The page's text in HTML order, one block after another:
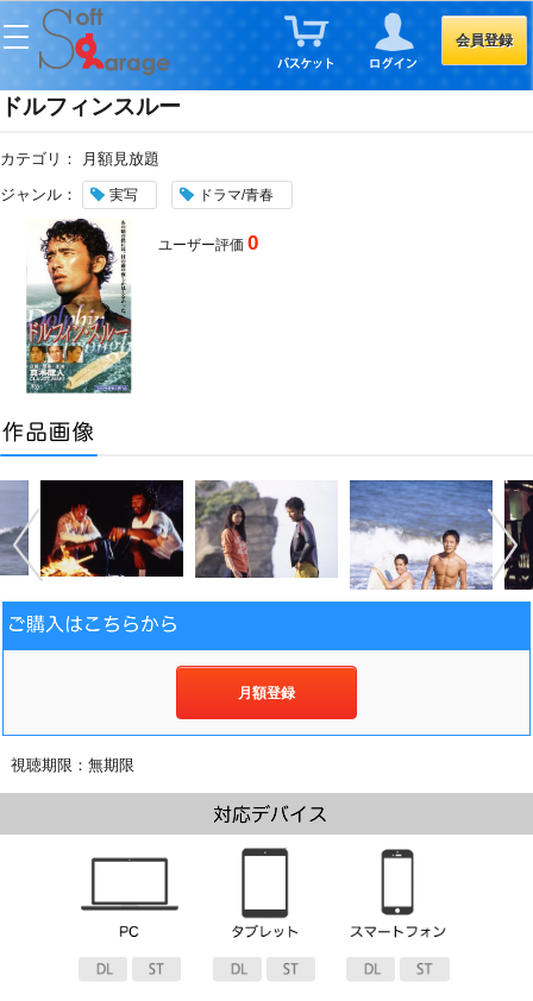
会員登録
ドルフィンスルー
カテゴリ：
月額見放題
ジャンル：
実写 ドラマ/青春
ユーザー評価0
月額登録
視聴期限：無期限